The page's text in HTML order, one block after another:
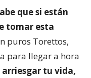
que si están
tomar esta
puros Torettos,
para llegar a hora
arriesgar tu vida,